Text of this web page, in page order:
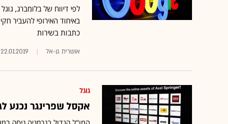
לפי דיווח של בלומברג,
באיחוד האירופי להעביר
כתבות בשירות
אושרית גן-אל 22.01.2019
גוגל
אקסל שפרינגר נכנע